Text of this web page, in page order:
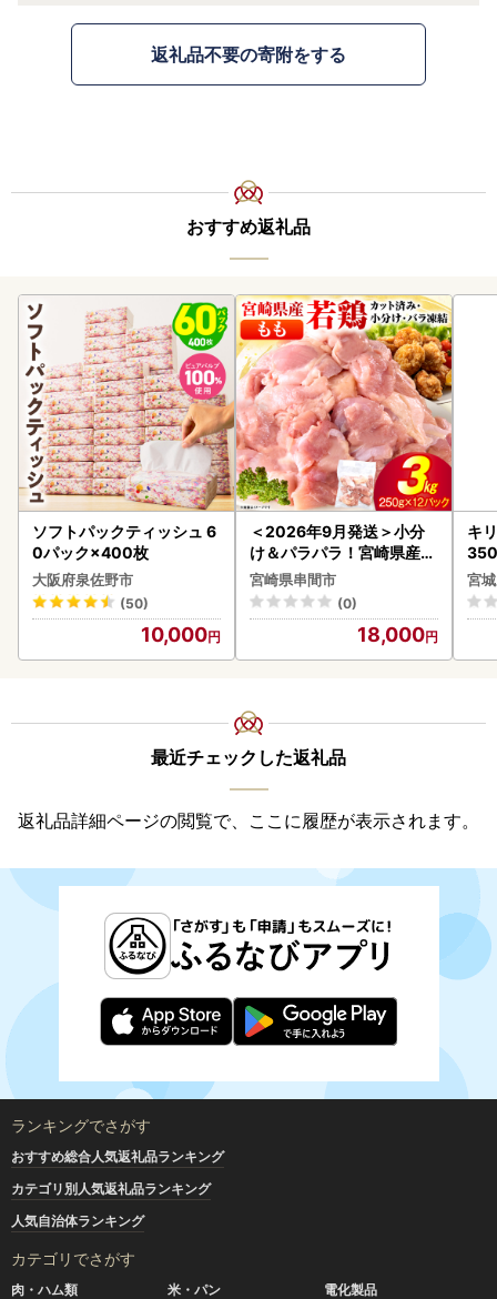
返礼品不要の寄附をする
おすすめ返礼品
ソフトパックティッシュ 6
0パック×400枚
大阪府泉佐野市
(50)
10,000
＜2026年9月発送＞小分
け＆パラパラ！宮崎県産鶏
ももカット合計3kg_K043
-009-2609
宮崎県串間市
(0)
18,000
キ
ー
宮
最近チェックした返礼品
返礼品詳細ページの閲覧で、ここに履歴が表示されます。
ランキングでさがす
おすすめ総合人気返礼品ランキング
カテゴリ別人気返礼品ランキング
人気自治体ランキング
カテゴリでさがす
肉・ハム類 米・パン
電化製品